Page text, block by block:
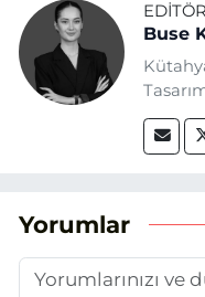
EDITÖR
Buse
mezun
adım
Yorumlar